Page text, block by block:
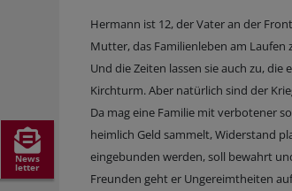
News
letter
Hermann ist 12, der Vater an der
Mutter, das Familienleben am Laufen
Und die Zeiten lassen sie auch zu,
Kirchturm. Aber natürlich sind der
Da mag eine Familie mit verbotener
heimlich Geld sammelt, Widerstand
eingebunden werden, soll bewahrt
Freunden geht er Ungereimtheiten